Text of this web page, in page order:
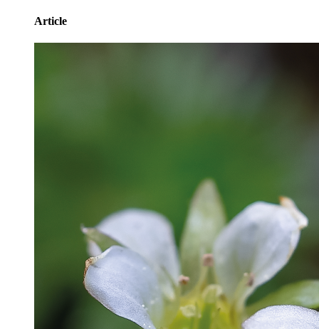
Article